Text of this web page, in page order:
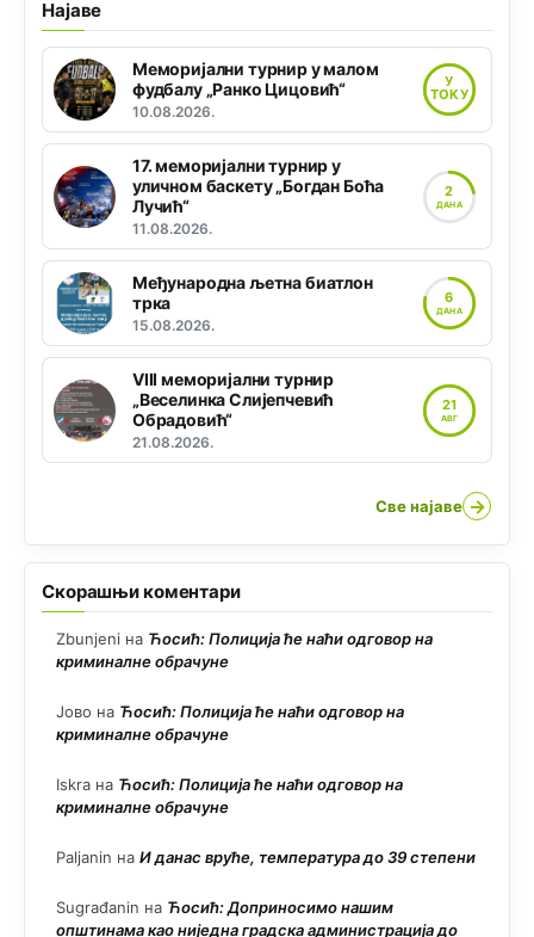
Најаве
Меморијални турнир у малом
фудбалу „Ранко Цицовић“
10.08.2026.
У
ТОКУ
17. меморијални турнир у
уличном баскету „Богдан Боћа
Лучић“
11.08.2026.
2
ДАНА
Међународна љетна биатлон
трка
15.08.2026.
6
ДАНА
VIII меморијални турнир
„Веселинка Слијепчевић
Обрадовић“
21.08.2026.
21
АВГ
Све најаве →
Скорашњи коментари
Zbunjeni на Ћосић: Полиција ће наћи одговор на
криминалне обрачуне
Јово на Ћосић: Полиција ће наћи одговор на
криминалне обрачуне
Iskra на Ћосић: Полиција ће наћи одговор на
криминалне обрачуне
Paljanin на И данас вруће, температура до 39 степени
Sugrađanin на Ћосић: Доприносимо нашим
општинама као ниједна градска администрација до